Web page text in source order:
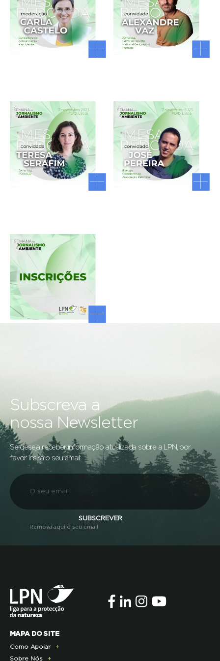
Subscreva a
nossa Newsletter
Se deseja receber informação atualizada sobre a LPN, por
favor insira o seu email:
SUBSCREVER
Remova aqui o seu email
MAPA DO SITE
Como Apoiar
Doe Hoje
Sobre Nós